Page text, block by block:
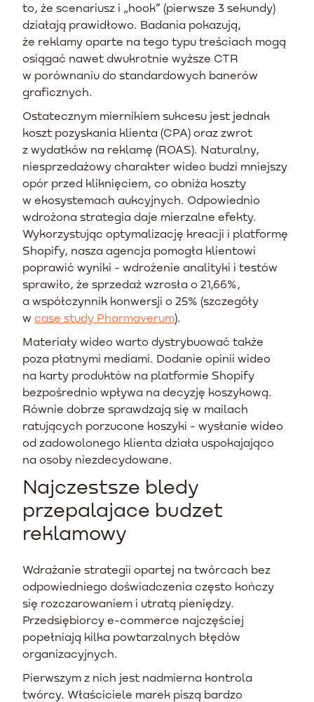
to, że scenariusz i „hook” (pierwsze 3 sekundy)
działają prawidłowo. Badania pokazują,
że reklamy oparte na tego typu treściach mogą
osiągać nawet dwukrotnie wyższe CTR
w porównaniu do standardowych banerów
graficznych.
Ostatecznym miernikiem sukcesu jest jednak
koszt pozyskania klienta (CPA) oraz zwrot
z wydatków na reklamę (ROAS). Naturalny,
niesprzedażowy charakter wideo budzi mniejszy
opór przed kliknięciem, co obniża koszty
w ekosystemach aukcyjnych. Odpowiednio
wdrożona strategia daje mierzalne efekty.
Wykorzystując optymalizację kreacji i platformę
Shopify, nasza agencja pomogła klientowi
poprawić wyniki - wdrożenie analityki i testów
sprawiło, że sprzedaż wzrosła o 21,66%,
a współczynnik konwersji o 25% (szczegóły
w case study Pharmaverum).
Materiały wideo warto dystrybuować także
poza płatnymi mediami. Dodanie opinii wideo
na karty produktów na platformie Shopify
bezpośrednio wpływa na decyzję koszykową.
Równie dobrze sprawdzają się w mailach
ratujących porzucone koszyki - wysłanie wideo
od zadowolonego klienta działa uspokajająco
na osoby niezdecydowane.
Najczestsze bledy
przepalajace budzet
reklamowy
Wdrażanie strategii opartej na twórcach bez
odpowiedniego doświadczenia często kończy
się rozczarowaniem i utratą pieniędzy.
Przedsiębiorcy e-commerce najczęściej
popełniają kilka powtarzalnych błędów
organizacyjnych.
Pierwszym z nich jest nadmierna kontrola
twórcy. Właściciele marek piszą bardzo